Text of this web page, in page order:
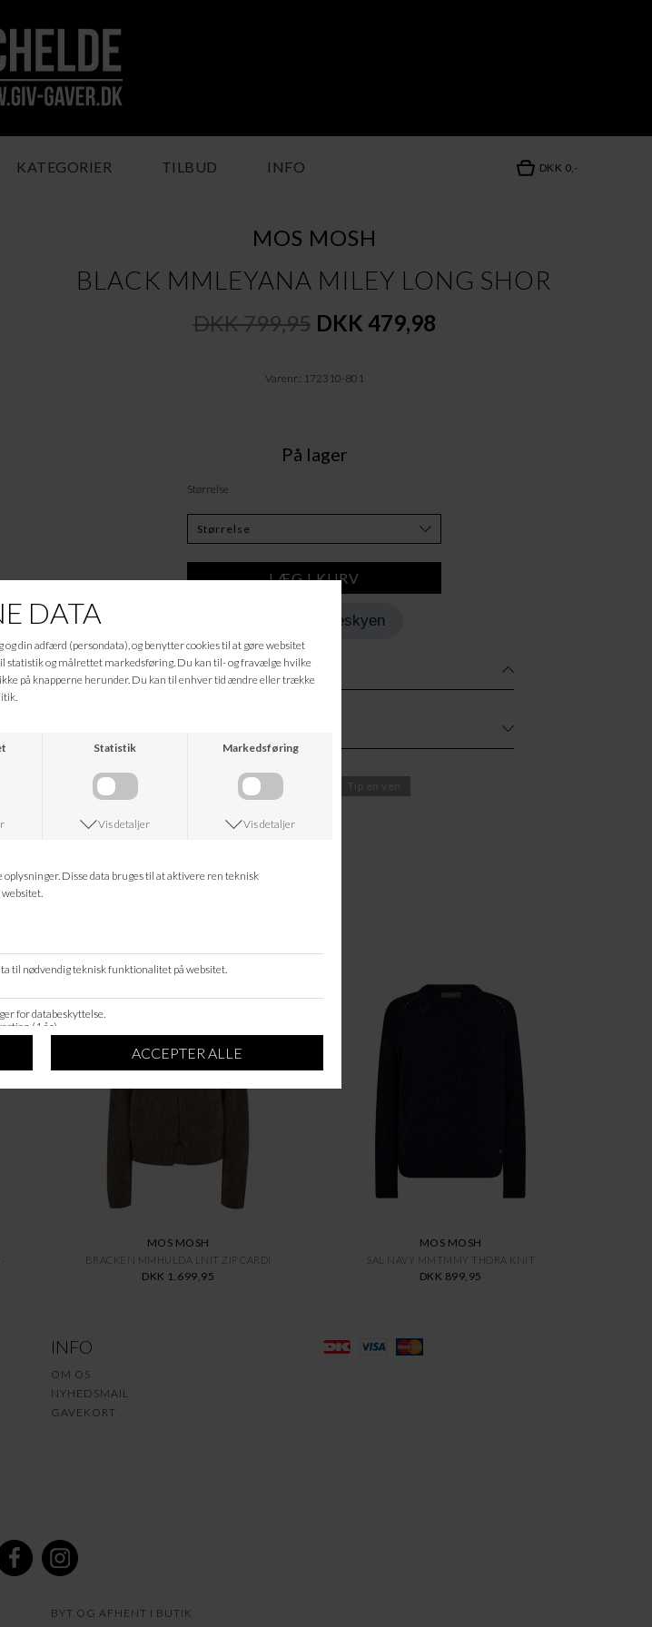
KATEGORIER TILBUD INFO DKK 0,-
MOS MOSH
BLACK MMLEYANA MILEY LONG SHOR
DKK 799,95 DKK 479,98
Varenr.: 172310-801
På lager
Størrelse
Tilføj til Ønskeskyen
Beskrivelse
Informationer
Returret?
Kan jeg kontakte jer?
Leveringstid?
Spørg om varen Tip en ven
MOS MOSH
BRACKEN MMHULDA LNIT ZIP CARDI
DKK 1.699,95
MOS MOSH
SAL NAVY MMTMMY THORA KNIT
DKK 899,95
INFO
OM OS
NYHEDSMAIL
GAVEKORT
BYT OG AFHENT I BUTIK